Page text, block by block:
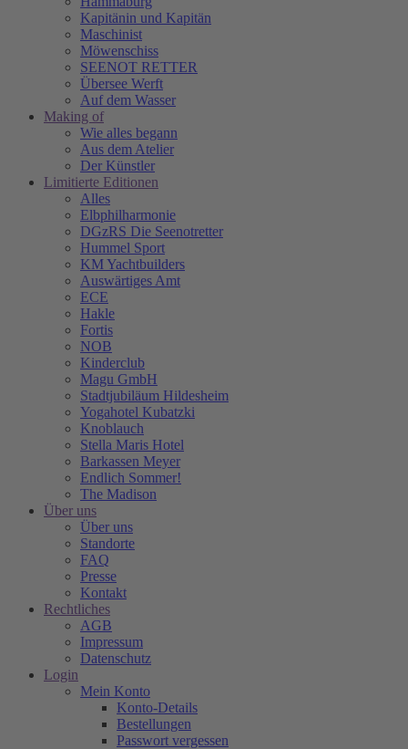
Kapitänin und Kapitän
Maschinist
Möwenschiss
SEENOT RETTER
Übersee Werft
Auf dem Wasser
Making of
Wie alles begann
Aus dem Atelier
Der Künstler
Limitierte Editionen
Alles
Elbphilharmonie
DGzRS Die Seenotretter
Hummel Sport
KM Yachtbuilders
Auswärtiges Amt
ECE
Hakle
Fortis
NOB
Kinderclub
Magu GmbH
Stadtjubiläum Hildesheim
Yogahotel Kubatzki
Knoblauch
Stella Maris Hotel
Barkassen Meyer
Endlich Sommer!
The Madison
Über uns
Über uns
Standorte
FAQ
Presse
Kontakt
Rechtliches
AGB
Impressum
Datenschutz
Login
Mein Konto
Konto-Details
Bestellungen
Passwort vergessen